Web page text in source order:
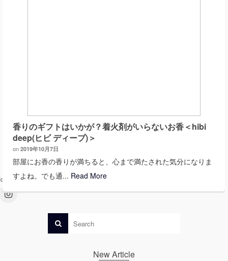
:
香りのギフトはいかが？着火剤がいらないお香＜hibi
deep(ヒビ ディープ)＞
on 2019年10月7日
部屋にお香の香りが満ちると、心まで満たされた気分になりま
すよね。でも通... Read More
New Article